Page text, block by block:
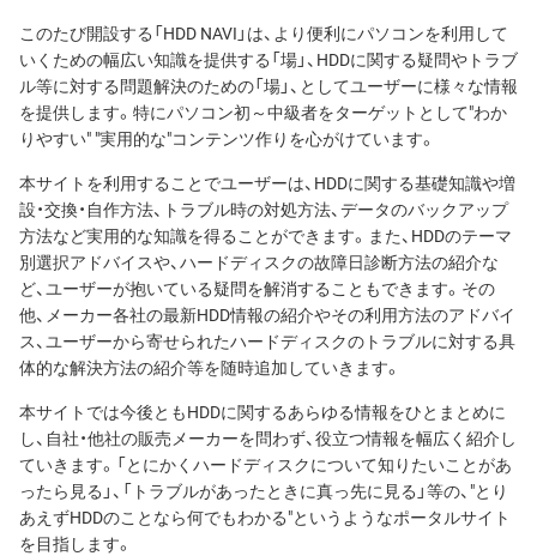
このたび開設する「HDD NAVI」は、より便利にパソコンを利用して
いくための幅広い知識を提供する「場」、HDDに関する疑問やトラブ
ル等に対する問題解決のための「場」、としてユーザーに様々な情報
を提供します。特にパソコン初～中級者をターゲットとして"わか
りやすい" "実用的な"コンテンツ作りを心がけています。
本サイトを利用することでユーザーは、HDDに関する基礎知識や増
設・交換・自作方法、トラブル時の対処方法、データのバックアップ
方法など実用的な知識を得ることができます。また、HDDのテーマ
別選択アドバイスや、ハードディスクの故障日診断方法の紹介な
ど、ユーザーが抱いている疑問を解消することもできます。その
他、メーカー各社の最新HDD情報の紹介やその利用方法のアドバイ
ス、ユーザーから寄せられたハードディスクのトラブルに対する具
体的な解決方法の紹介等を随時追加していきます。
本サイトでは今後ともHDDに関するあらゆる情報をひとまとめに
し、自社・他社の販売メーカーを問わず、役立つ情報を幅広く紹介し
ていきます。「とにかくハードディスクについて知りたいことがあ
ったら見る」、「トラブルがあったときに真っ先に見る」等の、"とり
あえずHDDのことなら何でもわかる"というようなポータルサイト
を目指します。